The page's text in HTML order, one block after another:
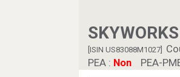
[ISIN US83088M1027]
PEA : Non PEA-